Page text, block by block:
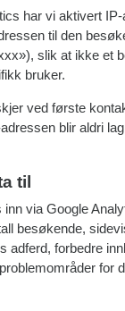
har vi aktivert
til den
slik at ikke et
bruker.
ved første
blir aldri
til
via Google
besøkende,
adferd, forbedre
for